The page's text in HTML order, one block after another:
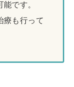
です。
も行って